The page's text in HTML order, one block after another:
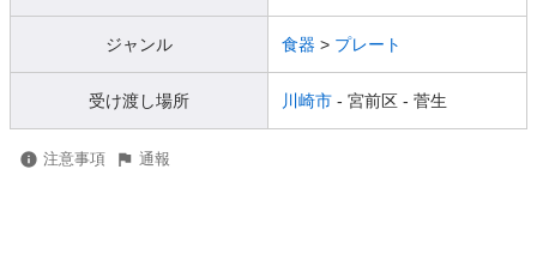
ジャンル 食器 > プレート
受け渡し場所 川崎市 - 宮前区 - 菅生
注意事項 通報